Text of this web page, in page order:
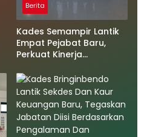
Berita
Kades Semampir Lantik
Empat Pejabat Baru,
Perkuat Kinerja
Melalui Penyegaran
Organisasi